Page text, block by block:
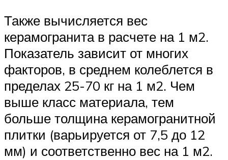
Также вычисляется вес
керамогранита в расчете на 1 м2.
Показатель зависит от многих
факторов, в среднем колеблется в
пределах 25-70 кг на 1 м2. Чем
выше класс материала, тем
больше толщина керамогранитной
плитки (варьируется от 7,5 до 12
мм) и соответственно вес на 1 м2.